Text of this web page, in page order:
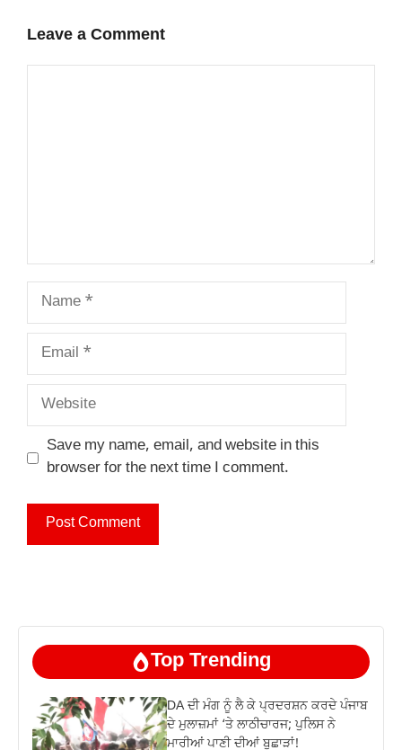
Leave a Comment
Name
Email
Website
Save my name, email, and website in this
browser for the next time I comment.
Top Trending
DA ਦੀ ਮੰਗ ਨੂੰ ਲੈ ਕੇ ਪ੍ਰਦਰਸ਼ਨ ਕਰਦੇ ਪੰਜਾਬ
ਦੇ ਮੁਲਾਜ਼ਮਾਂ ‘ਤੇ ਲਾਠੀਚਾਰਜ; ਪੁਲਿਸ ਨੇ
ਮਾਰੀਆਂ ਪਾਣੀ ਦੀਆਂ ਬੁਛਾੜਾਂ!